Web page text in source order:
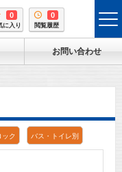
0
に入り
0
閲覧履歴
お問い合わせ
ック バス・トイレ別